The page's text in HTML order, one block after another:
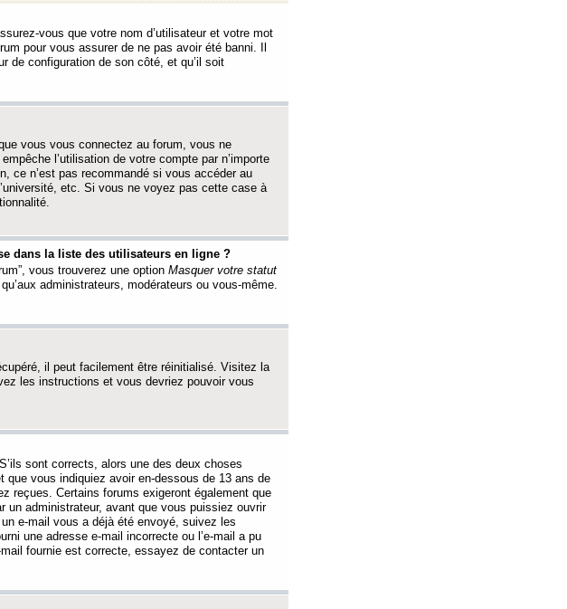
vous que votre nom d’utilisateur et votre mot
pour vous assurer de ne pas avoir été banni. Il
de configuration de son côté, et qu’il soit
vous vous connectez au forum, vous ne
l’utilisation de votre compte par n’importe
ce n’est pas recommandé si vous accéder au
etc. Si vous ne voyez pas cette case à
dans la liste des utilisateurs en ligne ?
vous trouverez une option Masquer votre statut
administrateurs, modérateurs ou vous-même.
il peut facilement être réinitialisé. Visitez la
les instructions et vous devriez pouvoir vous
sont corrects, alors une des deux choses
vous indiquiez avoir en-dessous de 13 ans de
reçues. Certains forums exigeront également que
un administrateur, avant que vous puissiez ouvrir
e-mail vous a déjà été envoyé, suivez les
une adresse e-mail incorrecte ou l’e-mail a pu
fournie est correcte, essayez de contacter un